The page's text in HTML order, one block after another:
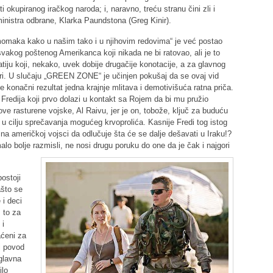
okupiranog iračkog naroda; i, naravno, treću stranu čini zli i
odbrane, Klarka Paundstona (Greg Kinir).
kako u našim tako i u njihovim redovima“ je već postao
poštenog Amerikanca koji nikada ne bi ratovao, ali je to
koji, nekako, uvek dobije drugačije konotacije, a za glavnog
U slučaju „GREEN ZONE“ je učinjen pokušaj da se ovaj vid
konačni rezultat jedna krajnje mlitava i demotivišuća ratna priča.
koji prvo dolazi u kontakt sa Rojem da bi mu pružio
rasturene vojske, Al Raivu, jer je on, tobože, ključ za buduću
cilju sprečavanja mogućeg krvoprolića. Kasnije Fredi tog istog
američkoj vojsci da odlučuje šta će se dalje dešavati u Iraku!?
bolje razmisli, ne nosi drugu poruku do one da je čak i najgori
se
i deci
to za
i
za
povod